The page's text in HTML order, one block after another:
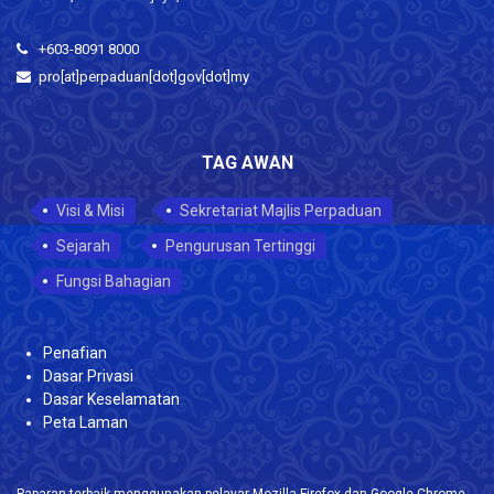
+603-8091 8000
pro[at]perpaduan[dot]gov[dot]my
TAG AWAN
Visi & Misi
Sekretariat Majlis Perpaduan
Sejarah
Pengurusan Tertinggi
Fungsi Bahagian
Penafian
Dasar Privasi
Dasar Keselamatan
Peta Laman